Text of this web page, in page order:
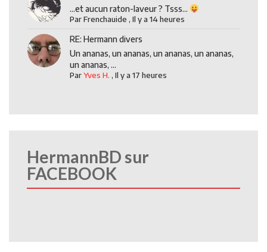
...et aucun raton-laveur ? Tsss...
ParFrenchauide ,Il y a 14 heures
RE: Hermann divers
Un ananas, un ananas, un ananas, un ananas,
un ananas, ...
ParYves H. ,Il y a 17 heures
HermannBD sur
FACEBOOK